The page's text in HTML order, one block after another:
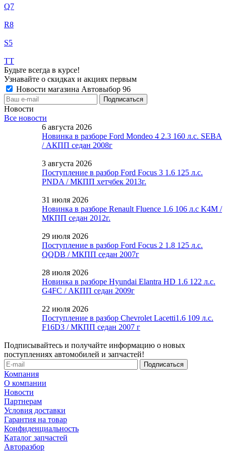
Q7
R8
S5
TT
Будьте всегда в курсе!
Узнавайте о скидках и акциях первым
Новости магазина Автовыбор 96
Новости
Все новости
6 августа 2026
Новинка в разборе Ford Mondeo 4 2.3 160 л.с. SEBA
/ АКПП седан 2008г
3 августа 2026
Поступление в разбор Ford Focus 3 1.6 125 л.с.
PNDA / МКПП хетчбек 2013г.
31 июля 2026
Новинка в разборе Renault Fluence 1.6 106 л.с K4M /
МКПП седан 2012г.
29 июля 2026
Поступление в разбор Ford Focus 2 1.8 125 л.с.
QQDB / МКПП седан 2007г
28 июля 2026
Новинка в разборе Hyundai Elantra HD 1.6 122 л.с.
G4FC / АКПП седан 2009г
22 июля 2026
Поступление в разбор Chevrolet Lacetti1.6 109 л.с.
F16D3 / МКПП седан 2007 г
Подписывайтесь и получайте информацию о новых
поступлениях автомобилей и запчастей!
Компания
О компании
Новости
Партнерам
Условия доставки
Гарантия на товар
Конфиденциальность
Каталог запчастей
Авторазбор